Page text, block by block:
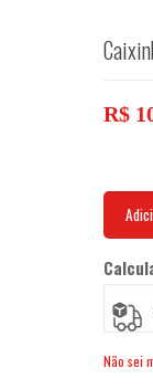
R$
Não sei